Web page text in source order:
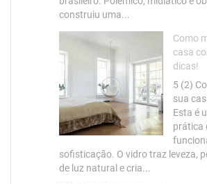
construiu uma...
Como
casa
dicas!
5 (2)
sua
Esta é
prática
sofisticação. O vidro traz leveza,
de luz natural e cria...